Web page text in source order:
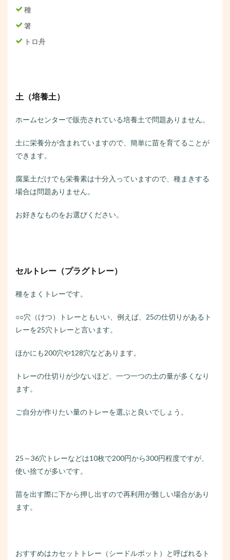
種
箸
トロ舟
土（培養土）
ホームセンターで販売されている培養土で問題ありません。
土に栄養分が含まれていますので、簡単に苗を育てることが
できます。
腐葉土だけでも栄養素は十分入っていますので、種まきする
場合は問題ありません。
お好きなものをお選びください。
セルトレー（プラグトレー）
種をまくトレーです。
○○穴（けつ）トレーともいい、例えば、25の仕切りがあるト
レーを25穴トレーと言います。
ほかにも200穴や128穴などあります。
トレーの仕切りが少ないほど、一つ一つの土の量が多くなり
ます。
ご自分が作りたい量のトレーを選ぶと良いでしょう。
25～36穴トレーなどは10枚で200円から300円程度ですが、
使い捨てが多いです。
苗を出す際に下から押し出すので再利用が難しい場合があり
ます。
おすすめはカセットトレー（シードルポット）と呼ばれるト